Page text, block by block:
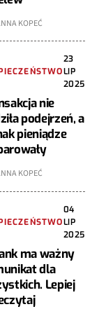
KOPEĆ
23
LIP
2025
nie
podejrzeń, a
pieniądze
KOPEĆ
04
LIP
2025
ma ważny
dla
Lepiej